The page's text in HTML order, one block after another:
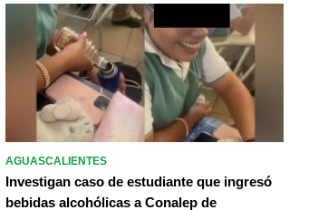
AGUASCALIENTES
Investigan caso de estudiante que ingresó
bebidas alcohólicas a Conalep de